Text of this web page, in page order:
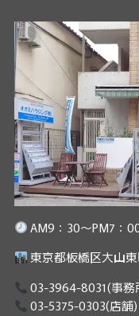
AM9：30～PM7：
東京都板橋区大山
03-3964-8031(事務
03-5375-0303(店舗)